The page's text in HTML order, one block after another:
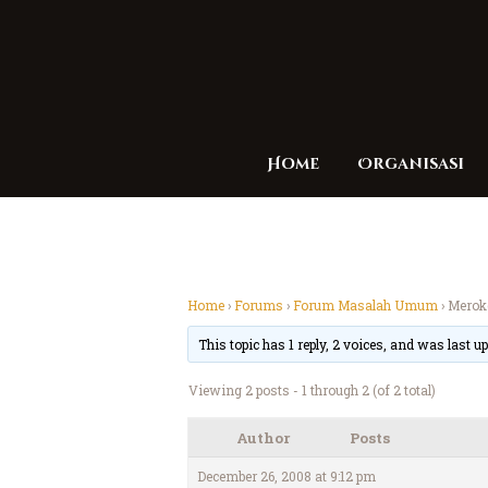
Home Organisasi
Home›Forums ›Forum Masalah Umum ›
This topic has 1 reply, 2 voices, and was last
Viewing 2 posts - 1 through 2 (of 2 total)
Author Posts
December 26, 2008 at 9:12 pm